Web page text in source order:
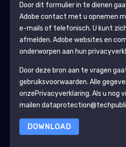
Door dit formulier in te dienen
Adobe contact met u opnemen
e-mails of telefonisch. U kunt
afmelden. Adobe websites en
onderworpen aan hun
Door deze bron aan te vragen
gebruiksvoorwaarden. Alle
onzePrivacyverklaring. Als u nog
mailen
DOWNLOAD